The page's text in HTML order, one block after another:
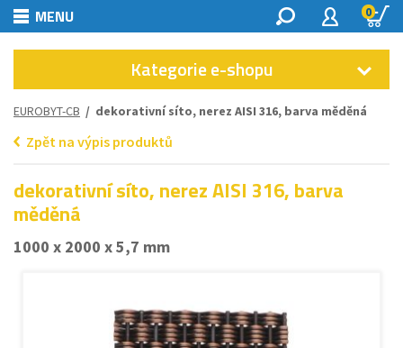
MENU 0
Kategorie e-shopu
EUROBYT-CB / dekorativní síto, nerez AISI 316, barva měděná
Zpět na výpis produktů
dekorativní síto, nerez AISI 316, barva
měděná
1000 x 2000 x 5,7 mm